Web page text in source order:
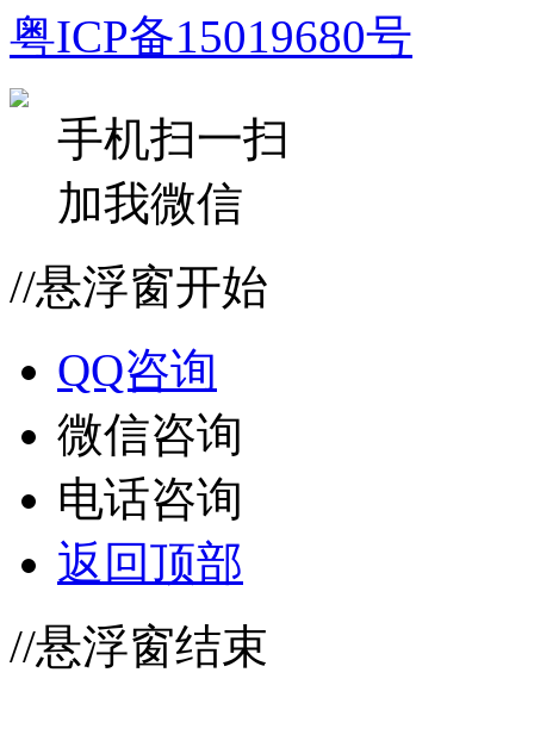
粤ICP备15019680号
手机扫一扫
加我微信
//悬浮窗开始
QQ咨询
微信咨询
电话咨询
返回顶部
//悬浮窗结束